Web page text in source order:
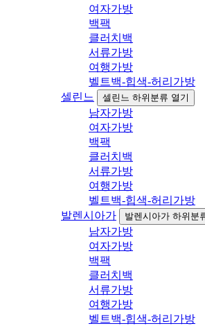
여자가방
백팩
클러치백
서류가방
여행가방
벨트백-힙색-허리가방
셀린느
셀린느 하위분류 열기
남자가방
여자가방
백팩
클러치백
서류가방
여행가방
벨트백-힙색-허리가방
발렌시아가
발렌시아가 하위분
남자가방
여자가방
백팩
클러치백
서류가방
여행가방
벨트백-힙색-허리가방